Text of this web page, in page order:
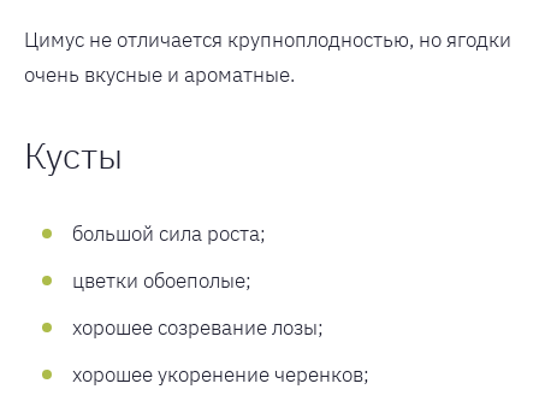
Цимус не отличается крупноплодностью, но ягодки
очень вкусные и ароматные.
Кусты
большой сила роста;
цветки обоеполые;
хорошее созревание лозы;
хорошее укоренение черенков;